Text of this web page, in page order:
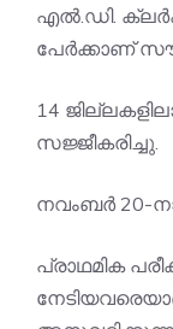
എൽ.ഡി.
പേർക്കാണ്
14
സജ്ജീകരിച്ചു.
നവംബർ 20-
പ്രാഥമിക